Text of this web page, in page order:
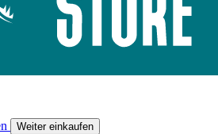
Weiter einkaufen